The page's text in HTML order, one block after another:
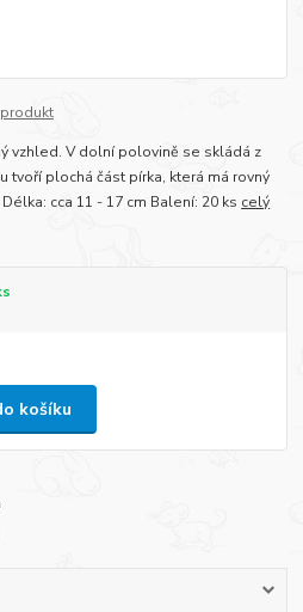
vzhled. V dolní polovině se skládá z
tvoří plochá část pírka, která má rovný
cca 11 - 17 cm Balení: 20 ks celý
košíku